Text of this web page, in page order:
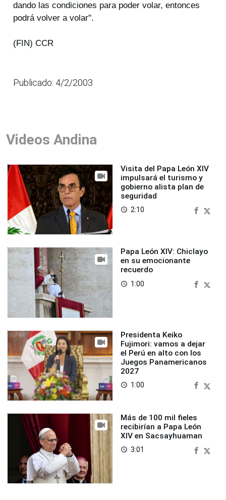
dando las condiciones para poder volar, entonces
podrá volver a volar".
(FIN) CCR
Publicado: 4/2/2003
Videos Andina
Visita del Papa León XIV
impulsará el turismo y
gobierno alista plan de
seguridad
access_time 2:10
Papa León XIV: Chiclayo
en su emocionante
recuerdo
access_time 1:00
Presidenta Keiko
Fujimori: vamos a dejar
el Perú en alto con los
Juegos Panamericanos
2027
access_time 1:00
Más de 100 mil fieles
recibirían a Papa León
XIV en Sacsayhuaman
access_time 3:01